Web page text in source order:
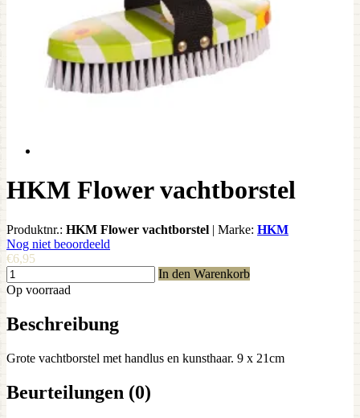
HKM Flower vachtborstel
Produktnr.: HKM Flower vachtborstel | Marke: HKM
Nog niet beoordeeld
€6,95
In den Warenkorb
Op voorraad
Beschreibung
Grote vachtborstel met handlus en kunsthaar. 9 x 21cm
Beurteilungen (0)